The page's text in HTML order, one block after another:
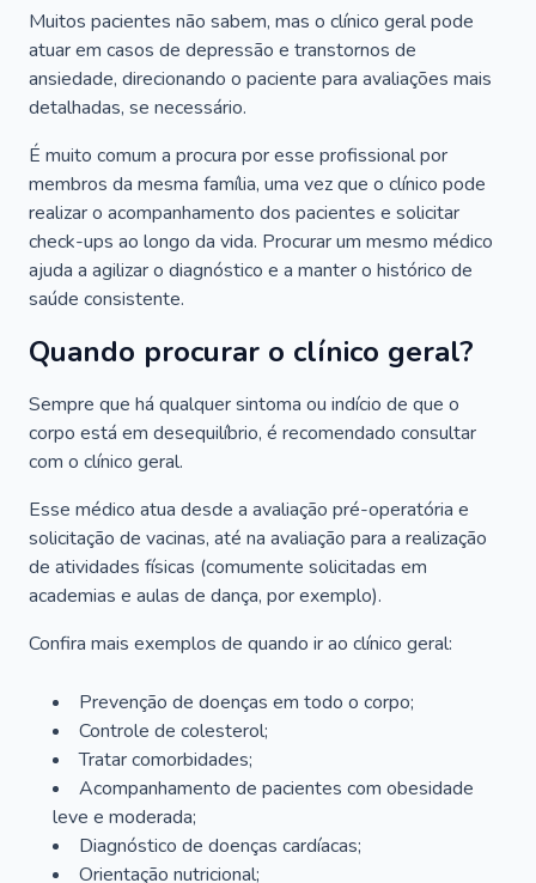
Muitos pacientes não sabem, mas o clínico geral pode
atuar em casos de depressão e transtornos de
ansiedade, direcionando o paciente para avaliações mais
detalhadas, se necessário.
É muito comum a procura por esse profissional por
membros da mesma família, uma vez que o clínico pode
realizar o acompanhamento dos pacientes e solicitar
check-ups ao longo da vida. Procurar um mesmo médico
ajuda a agilizar o diagnóstico e a manter o histórico de
saúde consistente.
Quando procurar o clínico geral?
Sempre que há qualquer sintoma ou indício de que o
corpo está em desequilíbrio, é recomendado consultar
com o clínico geral.
Esse médico atua desde a avaliação pré-operatória e
solicitação de vacinas, até na avaliação para a realização
de atividades físicas (comumente solicitadas em
academias e aulas de dança, por exemplo).
Confira mais exemplos de quando ir ao clínico geral:
Prevenção de doenças em todo o corpo;
Controle de colesterol;
Tratar comorbidades;
Acompanhamento de pacientes com obesidade
leve e moderada;
Diagnóstico de doenças cardíacas;
Orientação nutricional;